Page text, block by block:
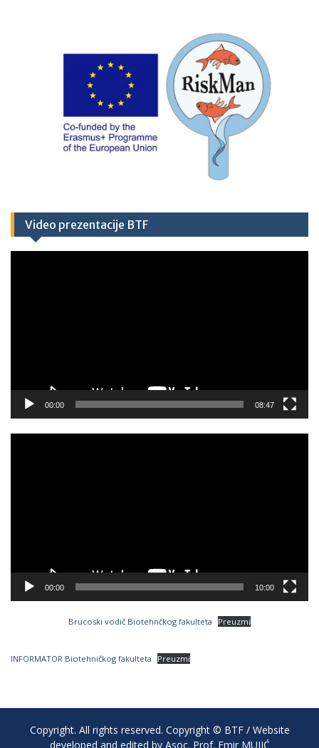
Video prezentacije BTF
00:00 08:47
00:00 10:00
Brucoski vodič Biotehnčkog fakulteta Preuzmi
INFORMATOR Biotehničkog fakulteta Preuzmi
Copyright. All rights reserved. Copyright © BTF / Website
developed and edited by Asoc. Prof. Emir MUJIĆ